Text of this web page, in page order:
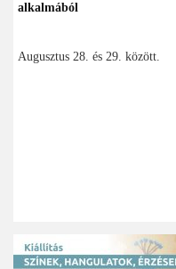
alkalmából
Augusztus 28. és 29. között.